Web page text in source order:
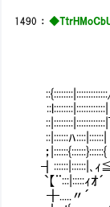
1490 ：
::{::::::::|:::::::::::::/
::l::::::::|::::::::::::|
::|::::::::|::::::::::::|
::|::::::ﾊ::::|::::::|
；
┨::::::|::::::|､ｨ≦
`【¨:::|:::::ｨｵ´
╂.....〃´ . -